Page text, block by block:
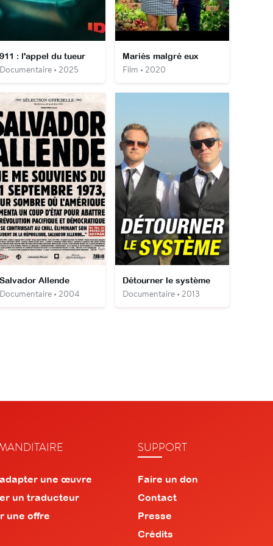
: l'appel du tueur
• 2025
Mariés malgré eux
Film • 2020
Allende
• 2004
Détourner le système
Documentaire • 2013
une œuvre
un traducteur
une offre
SUPPORT
Faire un don
Contact
Presse
Crédits